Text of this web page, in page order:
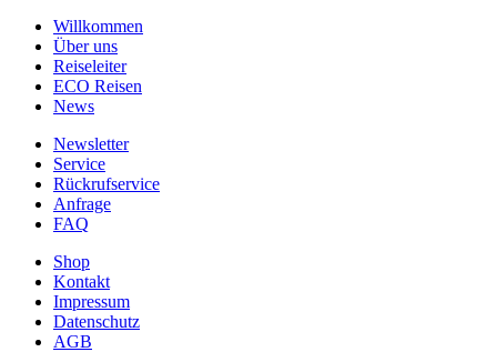
Willkommen
Über uns
Reiseleiter
ECO Reisen
News
Newsletter
Service
Rückrufservice
Anfrage
FAQ
Shop
Kontakt
Impressum
Datenschutz
AGB